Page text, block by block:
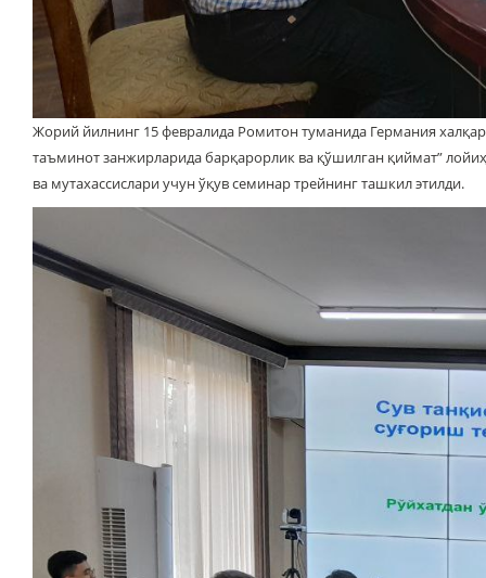
Жорий йилнинг 15 февралида Ромитон туманида Германия
таъминот занжирларида барқарорлик ва қўшилган қиймат”
ва мутахассислари учун ўқув семинар трейнинг ташкил этилди.